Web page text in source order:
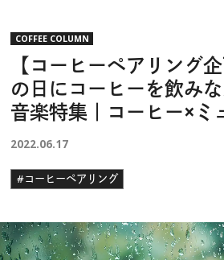
COFFEE COLUMN
【コーヒーペアリング
の日にコーヒーを飲み
音楽特集｜コーヒー×ミ
2022.06.17
#コーヒーペアリング